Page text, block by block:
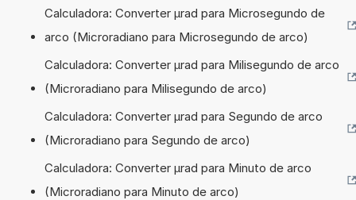
Calculadora: Converter µrad para Microsegundo de
arco (Microradiano para Microsegundo de arco)
Calculadora: Converter µrad para Milisegundo de arco
(Microradiano para Milisegundo de arco)
Calculadora: Converter µrad para Segundo de arco
(Microradiano para Segundo de arco)
Calculadora: Converter µrad para Minuto de arco
(Microradiano para Minuto de arco)